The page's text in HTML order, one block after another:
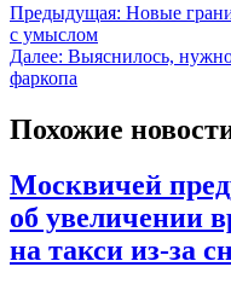
Предыдущая: Новые
с умыслом
Далее: Выяснилось,
фаркопа
Похожие
Москвичей
об увеличении
на такси из-за